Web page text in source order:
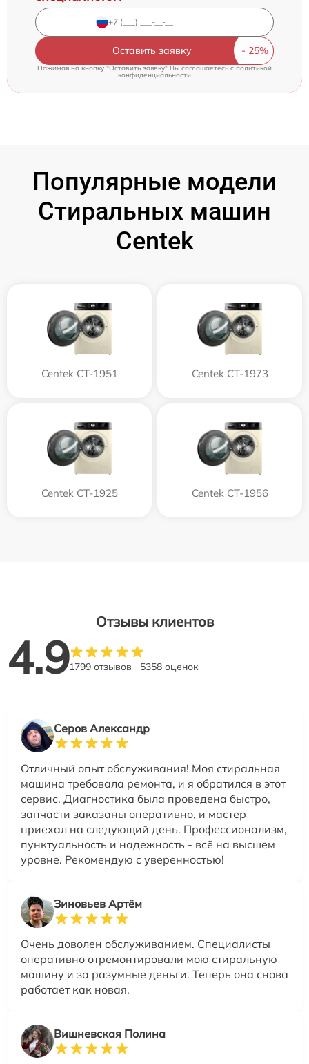
Оставить заявку
Нажимая на кнопку "Оставить заявку" Вы соглашаетесь cполитикой
конфиденциальности
Популярные модели
Стиральных машин
Centek
Centek CT-1951 Centek CT-1973
Centek CT-1925 Centek CT-1956
Отзывы клиентов
4.91799 отзывов 5358 оценок
Серов Александр
Отличный опыт обслуживания! Моя стиральная
машина требовала ремонта, и я обратился в этот
сервис. Диагностика была проведена быстро,
запчасти заказаны оперативно, и мастер
приехал на следующий день. Профессионализм,
пунктуальность и надежность - всё на высшем
уровне. Рекомендую с уверенностью!
Зиновьев Артём
Очень доволен обслуживанием. Специалисты
оперативно отремонтировали мою стиральную
машину и за разумные деньги. Теперь она снова
работает как новая.
Вишневская Полина